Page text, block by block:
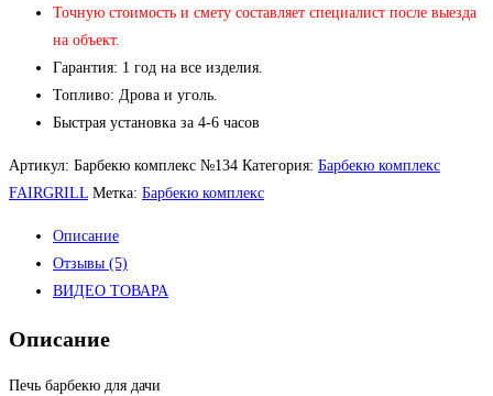
Точную стоимость и смету составляет специалист после выезда
на объект.
Гарантия: 1 год на все изделия.
Топливо: Дрова и уголь.
Быстрая установка за 4-6 часов
Артикул: Барбекю комплекс №134 Категория: Барбекю комплекс
FAIRGRILL Метка: Барбекю комплекс
Описание
Отзывы (5)
ВИДЕО ТОВАРА
Описание
Печь барбекю для дачи